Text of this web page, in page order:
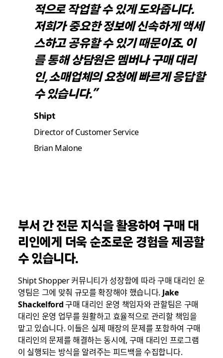
적으로 작업할 수 있게 도와줍니다.
저희가 중요한 정보에 신속하게 액세
스하고 공유할 수 있기 때문이죠. 이
를 통해 상담원은 멤버나 구매 대리
인, 소매업체의 요청에 빠르게 응답할
수 있습니다.”
Shipt
Director of Customer Service
Brian Malone
부서 간 전문 지식을 활용하여 구매 대
리인에게 더욱 순조로운 경험을 제공할
수 있습니다.
Shipt Shopper 커뮤니티가 성장함에 따라 구매 대리인 운
영팀은 그에 맞춰 규모를 확장해야 했습니다. Jake
Shackelford구매 대리인 운영 책임자와 관할팀은 구매
대리인 운영 업무를 원활하고 효율적으로 관리할 책임을
맡고 있습니다. 이들은 실제 매장의 문제를 포함하여 구매
대리인의 문제를 해결하는 동시에, 구매 대리인 프로그램
이 실행되는 방식을 알려주는 피드백을 수집합니다.